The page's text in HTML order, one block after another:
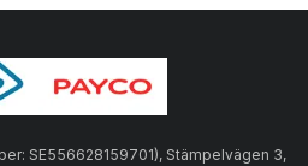
SE556628159701), Stämpelvägen 3,